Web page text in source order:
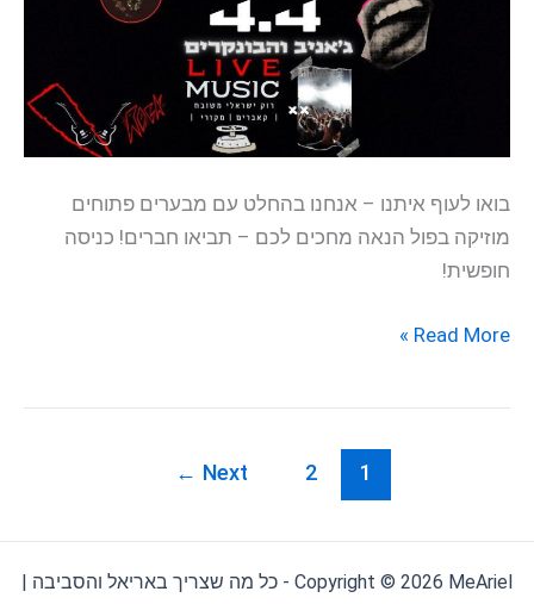
בואו לעוף איתנו – אנחנו בהחלט עם מבערים פתוחים
מוזיקה בפול הנאה מחכים לכם – תביאו חברים! כניסה
חופשית!
Read More »
1
2
Next
←
Copyright © 2026 MeAriel - כל מה שצריך באריאל והסביבה |